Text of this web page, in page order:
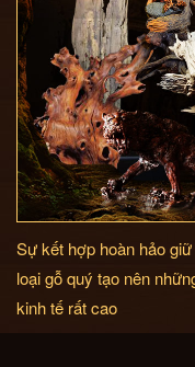
Sự kết hợp hoàn hảo
loại gỗ quý tạo nên
kinh tế rất cao